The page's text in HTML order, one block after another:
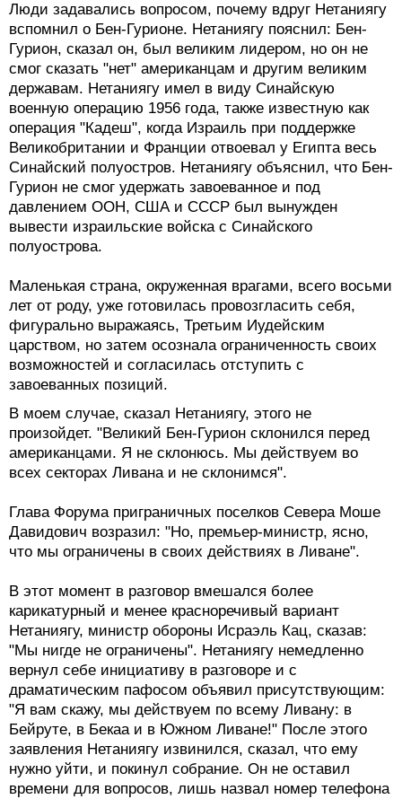
Люди задавались вопросом, почему вдруг Нетаниягу
вспомнил о Бен-Гурионе. Нетаниягу пояснил: Бен-
Гурион, сказал он, был великим лидером, но он не
смог сказать "нет" американцам и другим великим
державам. Нетаниягу имел в виду Синайскую
военную операцию 1956 года, также известную как
операция "Кадеш", когда Израиль при поддержке
Великобритании и Франции отвоевал у Египта весь
Синайский полуостров. Нетаниягу объяснил, что Бен-
Гурион не смог удержать завоеванное и под
давлением ООН, США и СССР был вынужден
вывести израильские войска с Синайского
полуострова.
Маленькая страна, окруженная врагами, всего восьми
лет от роду, уже готовилась провозгласить себя,
фигурально выражаясь, Третьим Иудейским
царством, но затем осознала ограниченность своих
возможностей и согласилась отступить с
завоеванных позиций.
В моем случае, сказал Нетаниягу, этого не
произойдет. "Великий Бен-Гурион склонился перед
американцами. Я не склонюсь. Мы действуем во
всех секторах Ливана и не склонимся".
Глава Форума приграничных поселков Севера Моше
Давидович возразил: "Но, премьер-министр, ясно,
что мы ограничены в своих действиях в Ливане".
В этот момент в разговор вмешался более
карикатурный и менее красноречивый вариант
Нетаниягу, министр обороны Исраэль Кац, сказав:
"Мы нигде не ограничены". Нетаниягу немедленно
вернул себе инициативу в разговоре и с
драматическим пафосом объявил присутствующим:
"Я вам скажу, мы действуем по всему Ливану: в
Бейруте, в Бекаа и в Южном Ливане!" После этого
заявления Нетаниягу извинился, сказал, что ему
нужно уйти, и покинул собрание. Он не оставил
времени для вопросов, лишь назвал номер телефона